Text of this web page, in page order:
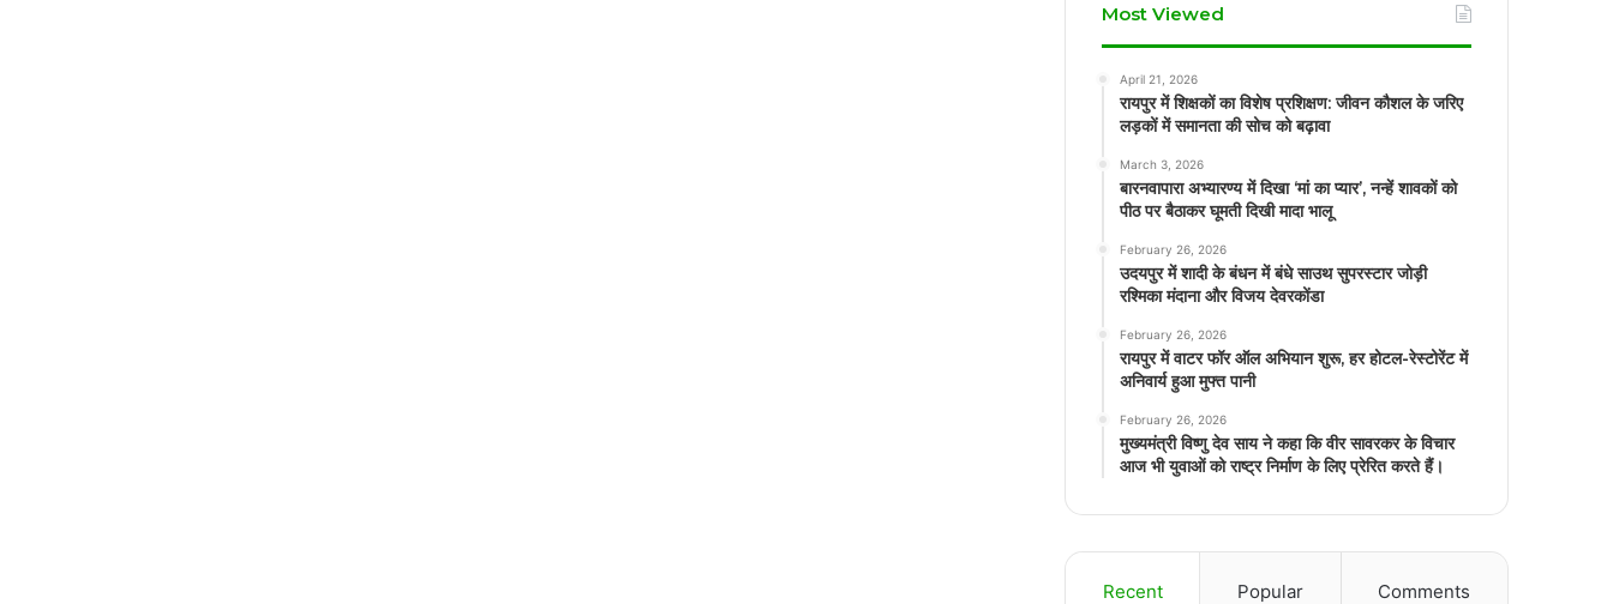
Most Viewed
April 21, 2026
रायपुर में शिक्षकों का विशेष प्रशिक्षण: जीवन कौशल के जरिए
लड़कों में समानता की सोच को बढ़ावा
March 3, 2026
बारनवापारा अभ्यारण्य में दिखा ‘मां का प्यार’, नन्हें शावकों को
पीठ पर बैठाकर घूमती दिखी मादा भालू
February 26, 2026
उदयपुर में शादी के बंधन में बंधे साउथ सुपरस्टार जोड़ी
रश्मिका मंदाना और विजय देवरकोंडा
February 26, 2026
रायपुर में वाटर फॉर ऑल अभियान शुरू, हर होटल-रेस्टोरेंट में
अनिवार्य हुआ मुफ्त पानी
February 26, 2026
मुख्यमंत्री विष्णु देव साय ने कहा कि वीर सावरकर के विचार
आज भी युवाओं को राष्ट्र निर्माण के लिए प्रेरित करते हैं।
Recent Popular Comments